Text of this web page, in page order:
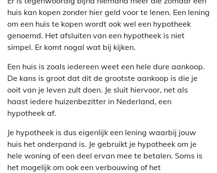
huis kan kopen zonder hier geld voor te lenen. Een lening
om een huis te kopen wordt ook wel een hypotheek
genoemd. Het afsluiten van een hypotheek is niet
simpel. Er komt nogal wat bij kijken.
Een huis is zoals iedereen weet een hele dure aankoop.
De kans is groot dat dit de grootste aankoop is die je
ooit van je leven zult doen. Je sluit hiervoor, net als
haast iedere huizenbezitter in Nederland, een
hypotheek af.
Je hypotheek is dus eigenlijk een lening waarbij jouw
huis het onderpand is. Je gebruikt je hypotheek om je
hele woning of een deel ervan mee te betalen. Soms is
het mogelijk om ook een verbouwing of het